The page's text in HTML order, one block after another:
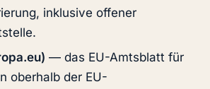
inklusive offener
— das EU-Amtsblatt für
oberhalb der EU-